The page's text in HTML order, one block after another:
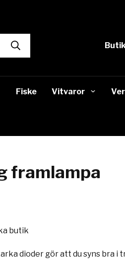
Fiske Vitvaror
framlampa
butik
dioder gör att du syns bra i